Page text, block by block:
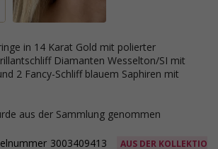
Diamanten Wesselton/SI mit
2 Fancy-Schliff blauem Saphiren mit
aus der Sammlung genommen
3003409413 AUS DER KOLLEKTION